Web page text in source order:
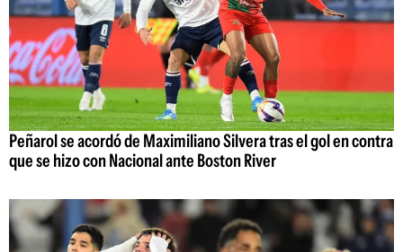
Peñarol se acordó de Maximiliano Silvera tras el gol en contra
que se hizo con Nacional ante Boston River